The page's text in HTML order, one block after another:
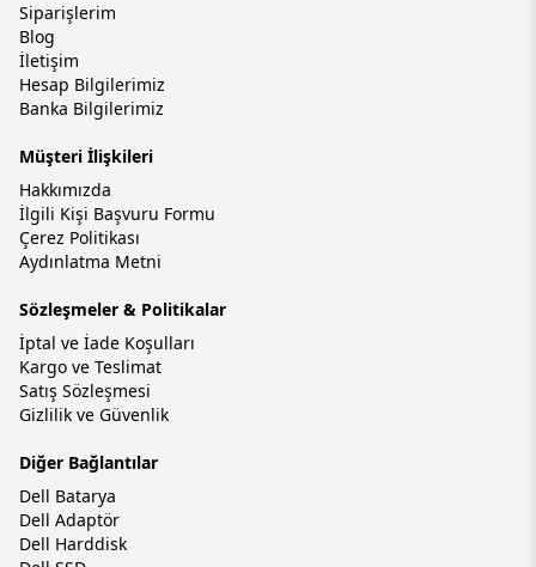
Siparişlerim
Blog
İletişim
Hesap Bilgilerimiz
Banka Bilgilerimiz
Müşteri İlişkileri
Hakkımızda
İlgili Kişi Başvuru Formu
Çerez Politikası
Aydınlatma Metni
Sözleşmeler & Politikalar
İptal ve İade Koşulları
Kargo ve Teslimat
Satış Sözleşmesi
Gizlilik ve Güvenlik
Diğer Bağlantılar
Dell Batarya
Dell Adaptör
Dell Harddisk